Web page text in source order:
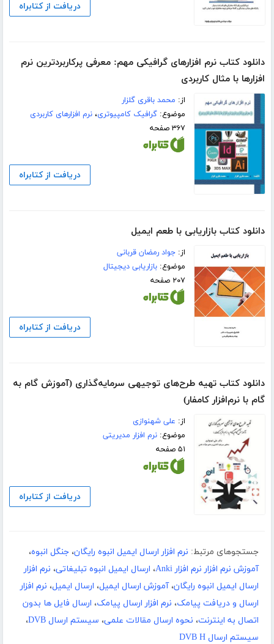
دریافت از کتابراه
دانلود کتاب نرم افزارهای گرافیکی مهم: معرفی پرکاربردترین نرم
افزارها با مثال کاربردی
از: محمد باقری گلزار
موضوع:گرافیک کامپیوتری،نرم افزارهای کاربردی
۳۶۷ صفحه
دریافت از کتابراه
دانلود کتاب بازاریابی با طعم ایمیل
از:جواد رمضان قربانی
موضوع:بازاریابی دیجیتال
۲۰۷ صفحه
دریافت از کتابراه
دانلود کتاب تهیه طرح‌های توجیهی سرمایه‌گذاری (آموزش گام به
گام با نرم‌افزار کامفار)
از: علی شهنوازی
موضوع:نرم افزار مدیریتی
۵۱ صفحه
دریافت از کتابراه
جستجوهای مرتبط: نرم افزار ارسال ایمیل انبوه رایگان، جنگل انبوه،
آموزش نرم افزار نرم افزار Anki
، ارسال ایمیل انبوه تبلیغاتی، نرم افزار
ارسال ایمیل انبوه رایگان،آموزش ارسال ایمیل، ارسال ایمیل، نرم افزار
ارسال و دریافت پیامک، نرم افزار ارسال پیامک، ارسال فایل ها بدون
اتصال به اینترنت، نحوه ارسال مقالات علمی، سیستم ارسال DVB
،
سیستم ارسال DVB H